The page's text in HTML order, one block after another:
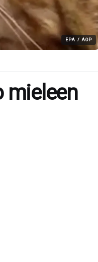
EPA / AOP
mieleen